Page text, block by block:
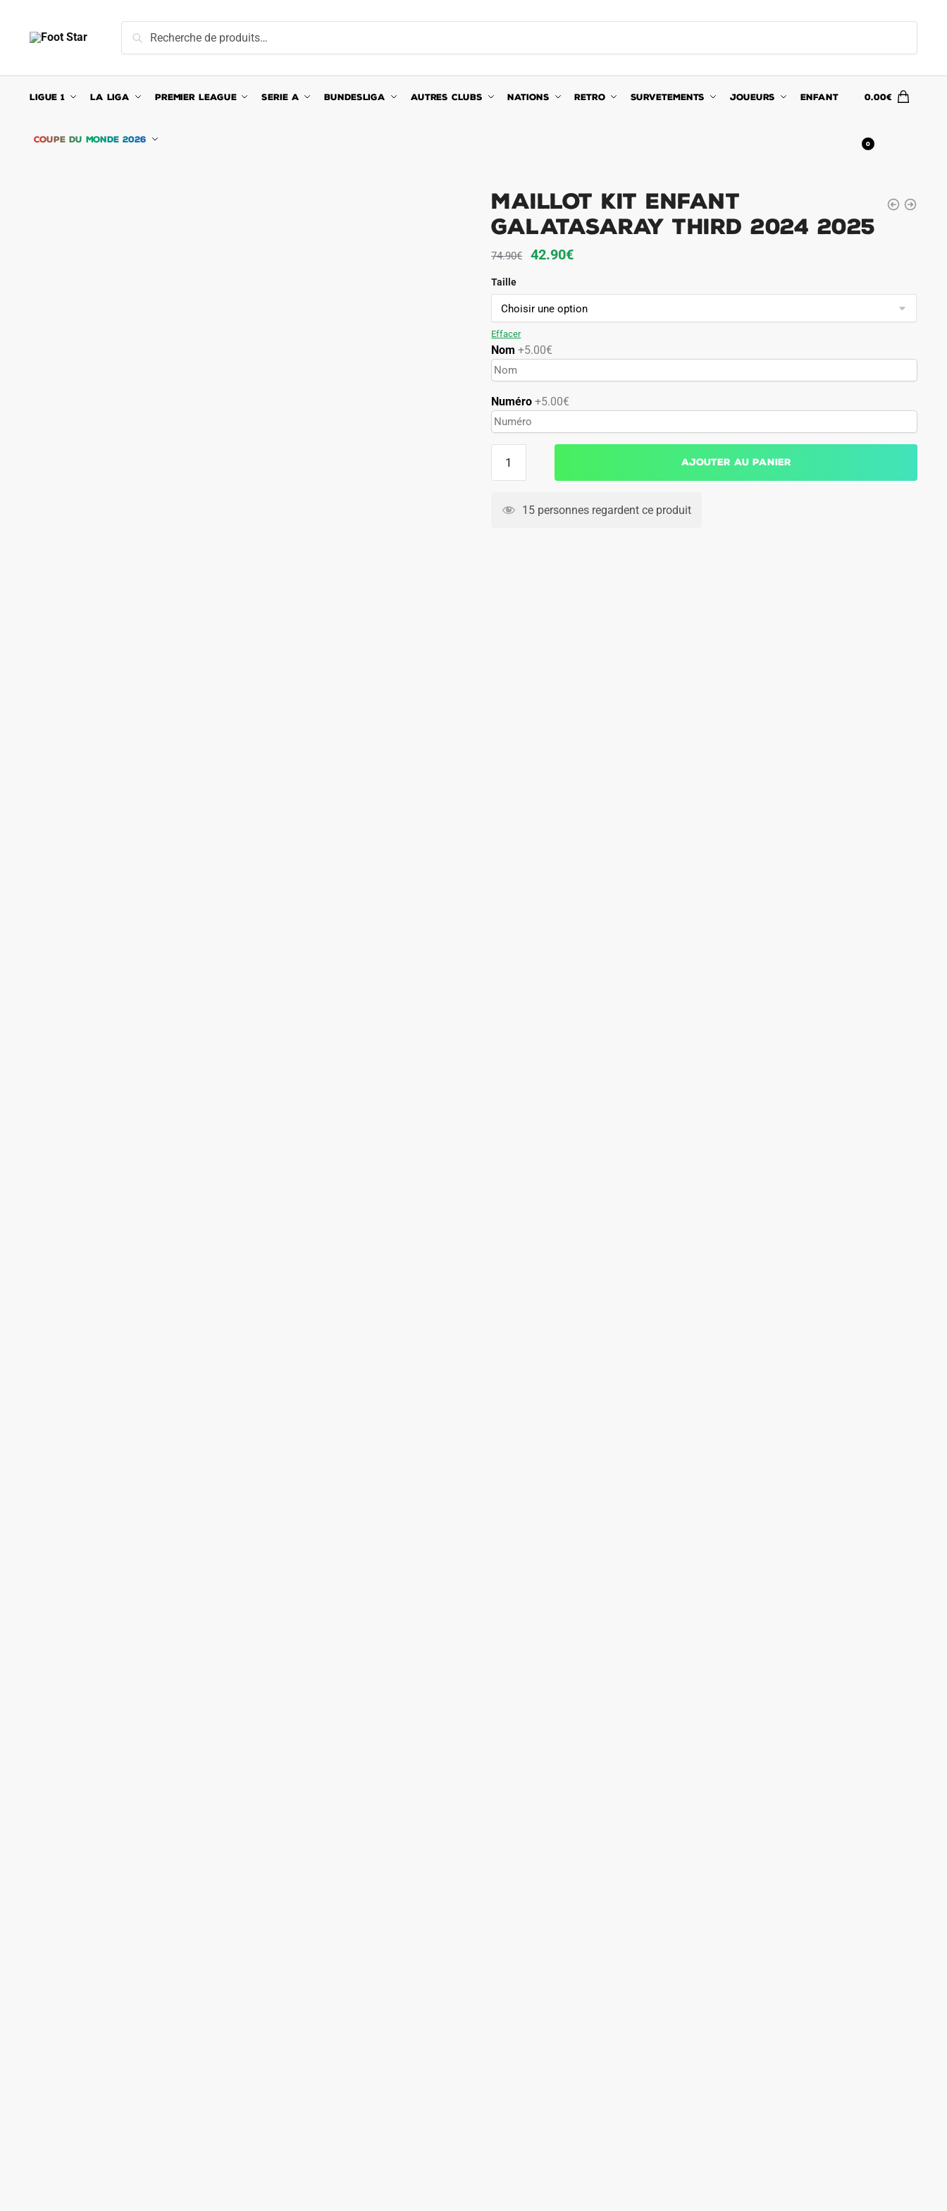
navigation
content
pour :
Recherche
LIGUE 1 LA LIGA PREMIER LEAGUE SERIE A BUNDESLIGA AUTRES CLUBS NATIONS RETRO SURVETEMENTS JOUEURS ENFANT
COUPE DU MONDE 2026
0.00€
0
Maillot Kit Enfant
Galatasaray Third 2024 2025
74.90€
Le
initial
était :
42.90€Le
actuel
est :
Taille
Effacer
Nom +5.00€
Numéro+5.00€
Kit
Ajouter au panier
15 personnes regardent ce produit